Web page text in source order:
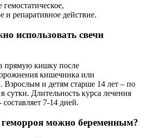
и репаративное действие.
использовать свечи
прямую кишку после
кишечника или
Взрослым и детям старше 14 лет – по
сутки. Длительность курса лечения
7-14 дней.
геморроя можно беременным?